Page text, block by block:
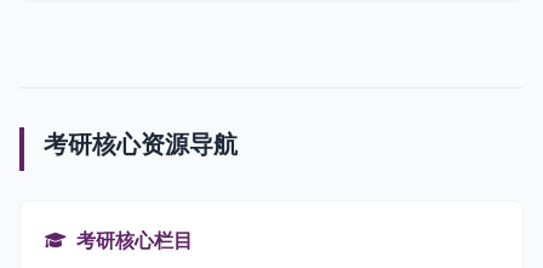
考研核心资源导航
考研核心栏目